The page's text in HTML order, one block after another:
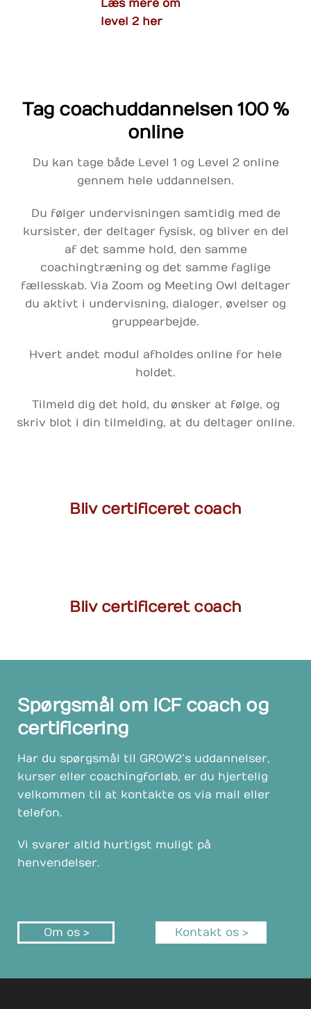
Læs mere om
level 2 her
Tag coachuddannelsen 100 %
online
Du kan tage både Level 1 og Level 2 online
gennem hele uddannelsen.
Du følger undervisningen samtidig med de
kursister, der deltager fysisk, og bliver en del
af det samme hold, den samme
coachingtræning og det samme faglige
fællesskab. Via Zoom og Meeting Owl deltager
du aktivt i undervisning, dialoger, øvelser og
gruppearbejde.
Hvert andet modul afholdes online for hele
holdet.
Tilmeld dig det hold, du ønsker at følge, og
skriv blot i din tilmelding, at du deltager online.
Bliv certificeret coach
Bliv certificeret coach
Spørgsmål om ICF coach og
certificering
Har du spørgsmål til GROW2’s uddannelser,
kurser eller coachingforløb, er du hjertelig
velkommen til at kontakte os via mail eller
telefon.
Vi svarer altid hurtigst muligt på
henvendelser.
Om os > Kontakt os >